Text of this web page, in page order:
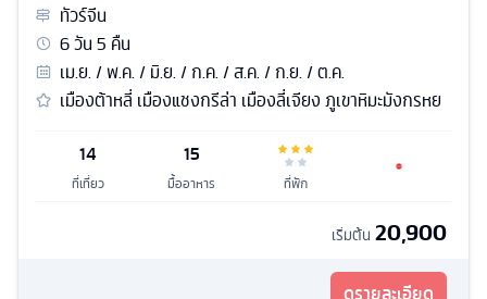
ทัวร์จีน
6วัน5 คืน
เม.ย. / พ.ค. / มิ.ย. / ก.ค. / ส.ค. / ก.ย. / ต.ค.
เมืองต้าหลี่ เมืองแชงกรีล่า เมืองลี่เจียง ภูเขาหิมะมังกรหย
14
ที่เที่ยว
15
มื้ออาหาร ที่พัก
เริ่มต้น 20,900